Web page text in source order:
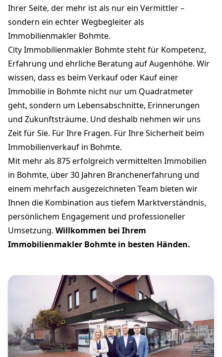
Ihrer Seite, der mehr ist als nur ein Vermittler –
sondern ein echter Wegbegleiter als
Immobilienmakler Bohmte.
City Immobilienmakler Bohmte steht für Kompetenz,
Erfahrung und ehrliche Beratung auf Augenhöhe. Wir
wissen, dass es beim Verkauf oder Kauf einer
Immobilie in Bohmte nicht nur um Quadratmeter
geht, sondern um Lebensabschnitte, Erinnerungen
und Zukunftsträume. Und deshalb nehmen wir uns
Zeit für Sie. Für Ihre Fragen. Für Ihre Sicherheit beim
Immobilienverkauf in Bohmte.
Mit mehr als 875 erfolgreich vermittelten Immobilien
in Bohmte, über 30 Jahren Branchenerfahrung und
einem mehrfach ausgezeichneten Team bieten wir
Ihnen die Kombination aus tiefem Marktverständnis,
persönlichem Engagement und professioneller
Umsetzung. Willkommen bei Ihrem
Immobilienmakler Bohmte in besten Händen.